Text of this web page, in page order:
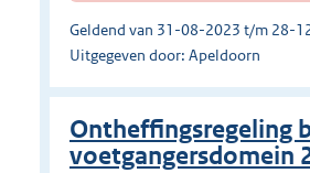
Geldend van 31-08-2023 t/m 28-
Uitgegeven door: Apeldoorn
Ontheffingsregeling
voetgangersdomein